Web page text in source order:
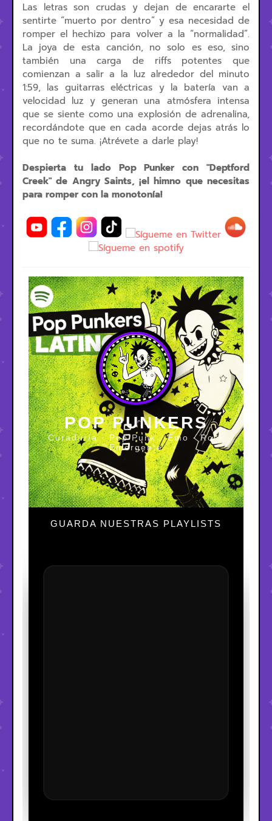
Las letras son crudas y dejan de encararte el
sentirte “muerto por dentro” y esa necesidad de
romper el hechizo para volver a la “normalidad”.
La joya de esta canción, no solo es eso, sino
también una carga de riffs potentes que
comienzan a salir a la luz alrededor del minuto
1:59, las guitarras eléctricas y la batería van a
velocidad luz y generan una atmósfera intensa
que se siente como una explosión de adrenalina,
recordándote que en cada acorde dejas atrás lo
que no te suma. ¡Atrévete a darle play!
Despierta tu lado Pop Punker con "Deptford
Creek" de Angry Saints, ¡el himno que necesitas
para romper con la monotonía!
POP PUNKERS
Curaduría · Pop Punk · Emo · Rock
Emergente
GUARDA NUESTRAS PLAYLISTS